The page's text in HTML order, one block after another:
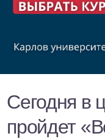
Сегодня в
пройдет